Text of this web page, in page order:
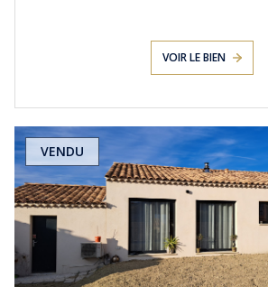
VOIR LE BIEN
VENDU